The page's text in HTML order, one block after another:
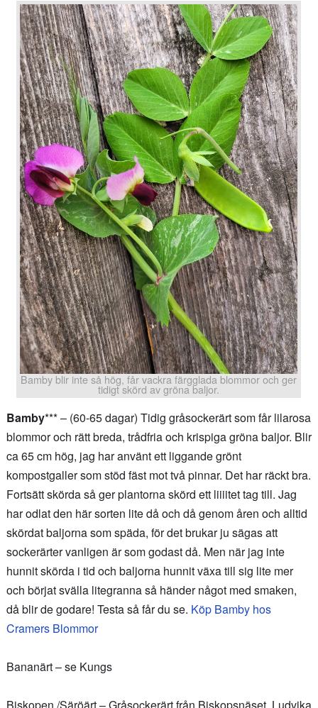
Bamby blir inte så hög, får vackra färgglada blommor och ger
tidigt skörd av gröna baljor.
Bamby*** – (60-65 dagar) Tidig gråsockerärt som får lilarosa
blommor och rätt breda, trådfria och krispiga gröna baljor. Blir
ca 65 cm hög, jag har använt ett liggande grönt
kompostgaller som stöd fäst mot två pinnar. Det har räckt bra.
Fortsätt skörda så ger plantorna skörd ett liiiitet tag till. Jag
har odlat den här sorten lite då och då genom åren och alltid
skördat baljorna som späda, för det brukar ju sägas att
sockerärter vanligen är som godast då. Men när jag inte
hunnit skörda i tid och baljorna hunnit växa till sig lite mer
och börjat svälla litegranna så händer något med smaken,
då blir de godare! Testa så får du se. Köp Bamby hos
Cramers Blommor
Bananärt – se Kungs